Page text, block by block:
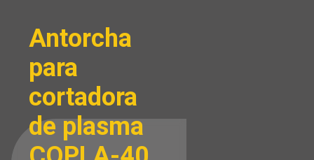
Antorcha
para
cortadora
de plasma